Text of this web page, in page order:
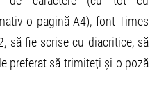
o pagină A4), font Times
să fie scrise cu diacritice, să
preferat să trimiteți și o poză